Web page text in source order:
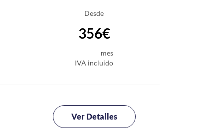
Desde
356€
mes
IVA incluido
Ver Detalles